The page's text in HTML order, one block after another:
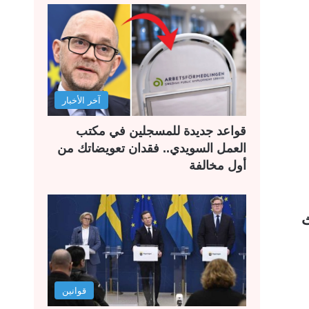
آخر الأخبار
قواعد جديدة للمسجلين في مكتب
العمل السويدي.. فقدان تعويضاتك من
أول مخالفة
قوانين